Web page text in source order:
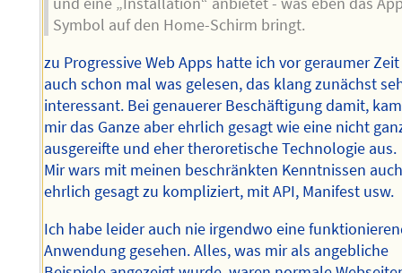
Symbol auf den Home-Schirm bringt.
zu Progressive Web Apps hatte ich vor geraumer Zeit
auch schon mal was gelesen, das klang zunächst
interessant. Bei genauerer Beschäftigung damit, kam
mir das Ganze aber ehrlich gesagt wie eine nicht
ausgereifte und eher theroretische Technologie aus.
Mir wars mit meinen beschränkten Kenntnissen
ehrlich gesagt zu kompliziert, mit API, Manifest usw.
Ich habe leider auch nie irgendwo eine
Anwendung gesehen. Alles, was mir als angebliche